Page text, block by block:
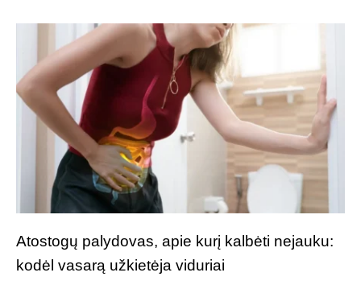
Atostogų palydovas, apie kurį kalbėti nejauku:
kodėl vasarą užkietėja viduriai